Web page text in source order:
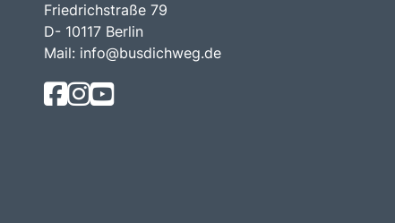
Friedrichstraße 79
D- 10117 Berlin
Mail: info@busdichweg.de